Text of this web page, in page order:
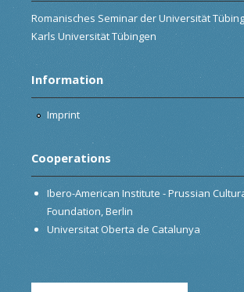
Romanisches Seminar der Universität
Karls Universität Tübingen
Information
Imprint
Cooperations
Ibero-American Institute - Prussian
Foundation, Berlin
Universitat Oberta de Catalunya